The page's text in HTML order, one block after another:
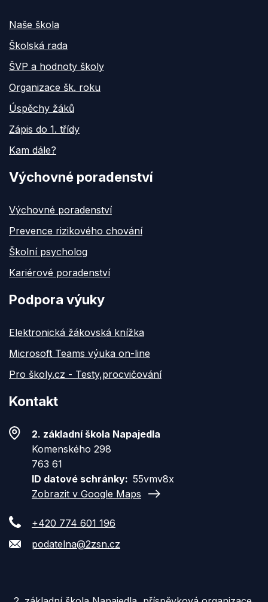
Naše škola
Školská rada
ŠVP a hodnoty školy
Organizace šk. roku
Úspěchy žáků
Zápis do 1. třídy
Kam dále?
Výchovné poradenství
Výchovné poradenství
Prevence rizikového chování
Školní psycholog
Kariérové poradenství
Podpora výuky
Elektronická žákovská knížka
Microsoft Teams výuka on-line
Pro školy.cz - Testy,procvičování
Kontakt
2. základní škola Napajedla
Komenského 298
763 61
ID datové schránky
55vmv8x
Zobrazit v Google Maps
+420 774 601 196
podatelna@2zsn.cz